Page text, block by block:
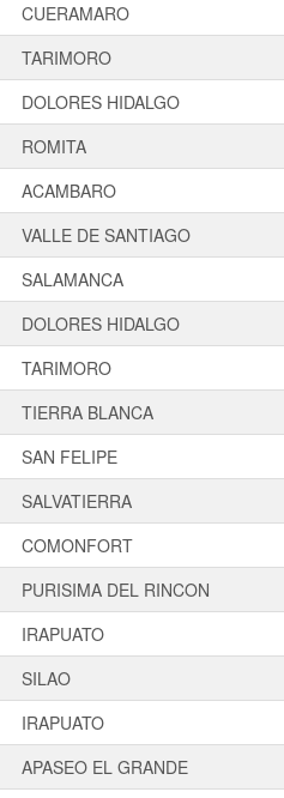
CUERAMARO
TARIMORO
DOLORES HIDALGO
ROMITA
ACAMBARO
VALLE DE SANTIAGO
SALAMANCA
DOLORES HIDALGO
TARIMORO
TIERRA BLANCA
SAN FELIPE
SALVATIERRA
COMONFORT
PURISIMA DEL RINCON
IRAPUATO
SILAO
IRAPUATO
APASEO EL GRANDE